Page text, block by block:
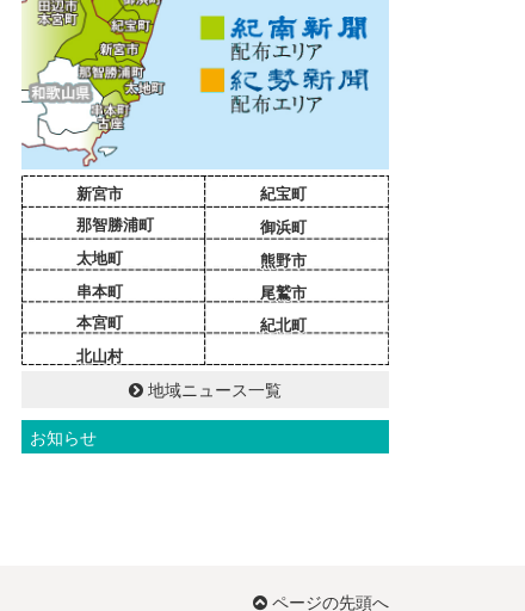
新宮市
那智勝浦町
太地町
串本町
本宮町
北山村
紀宝町
御浜町
熊野市
尾鷲市
紀北町
地域ニュース一覧
お知らせ
ページの先頭へ